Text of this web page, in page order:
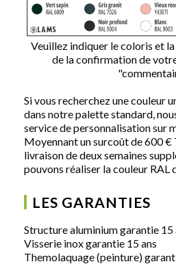
Veuillez indiquer le coloris et
de la confirmation de
Si vous recherchez une couleur
dans notre palette standard,
service de personnalisation sur
Moyennant un surcoût de 600 €
livraison de deux semaines
pouvons réaliser la couleur RAL
LES GARANTIES
Structure aluminium garantie 15
Visserie inox garantie 15 ans
Themolaquage (peinture)